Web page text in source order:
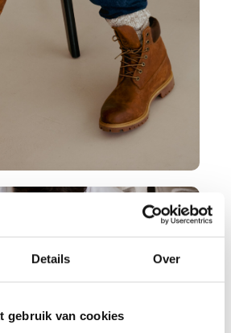
Details Over
gebruik van cookies